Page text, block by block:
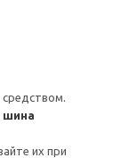
шина
их при